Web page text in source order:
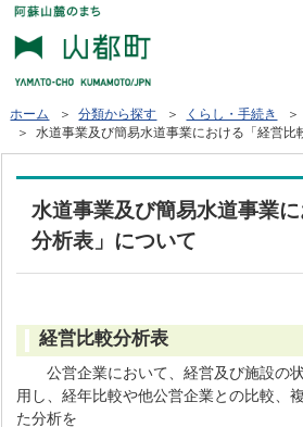
ホーム ＞分類から探す ＞ くらし・手続き
＞ 水道事業及び簡易水道事業における「経営比
水道事業及び簡易水道事業
分析表」について
経営比較分析表
公営企業において、経営及び施設の
用し、経年比較や他公営企業との比較、
た分析を